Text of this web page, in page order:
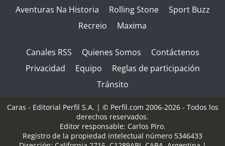
Aventuras Na Historia
Rolling Stone
Sport Buzz
Recreio
Maxima
Canales RSS Quienes Somos
Contáctenos
Privacidad
Equipo
Reglas de participación
Tránsito
Caras - Editorial Perfil S.A. | © Perfil.com 2006-2026 - Todos los
derechos reservados.
Editor responsable: Carlos Piro.
Registro de la propiedad intelectual número 5346433